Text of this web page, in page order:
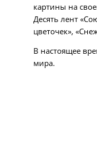
картины на
Десять лент
цветочек»,
В настоящее
мира.